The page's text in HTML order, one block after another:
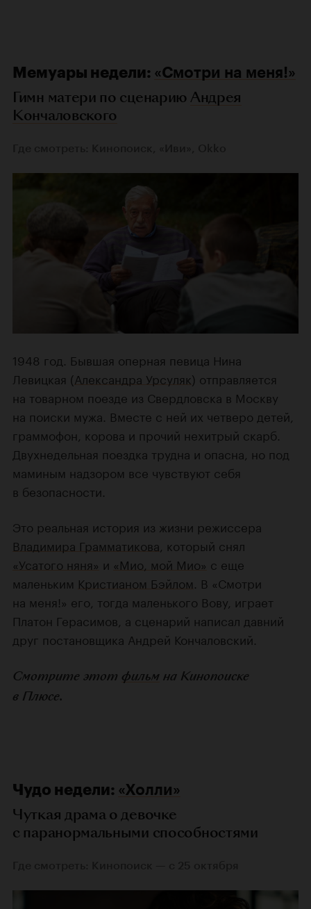
Мемуары недели: «Смотри на меня!»
Гимн матери по сценарию Андрея
Кончаловского
1948 год. Бывшая оперная певица Нина
Левицкая (Александра Урсуляк) отправляется
на товарном поезде из Свердловска в Москву
на поиски мужа. Вместе с ней их четверо детей,
граммофон, корова и прочий нехитрый скарб.
Двухнедельная поездка трудна и опасна, но под
маминым надзором все чувствуют себя
в безопасности.
Это реальная история из жизни режиссера
Владимира Грамматикова, который снял
«Усатого няня» и «Мио, мой Мио» с еще
маленьким Кристианом Бэйлом. В «Смотри
на меня!» его, тогда маленького Вову, играет
Платон Герасимов, а сценарий написал давний
друг постановщика Андрей Кончаловский.
Смотрите этот фильм на Кинопоиске
в Плюсе.
Чудо недели: «Холли»
Чуткая драма о девочке
с паранормальными способностями